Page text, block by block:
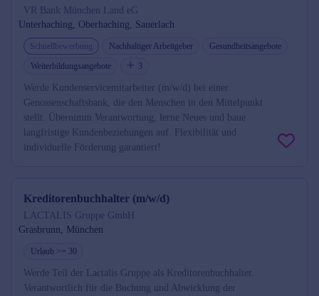
VR Bank München Land eG
Unterhaching, Oberhaching, Sauerlach
Schnellbewerbung Nachhaltiger Arbeitgeber
Gesundheitsangebote
Weiterbildungsangebote
3
Werde Kundenservicemitarbeiter (m/w/d) bei einer
Genossenschaftsbank, die den Menschen in den Mittelpunkt
stellt. Übernimm Verantwortung, lerne Neues und baue
langfristige Kundenbeziehungen auf. Flexibilität und
individuelle Förderung garantiert!
Kreditorenbuchhalter (m/w/d)
LACTALIS Gruppe GmbH
Grasbrunn, München
Urlaub >= 30
Werde Teil der Lactalis Gruppe als Kreditorenbuchhalter.
Verantwortlich für die Buchung und Abwicklung der